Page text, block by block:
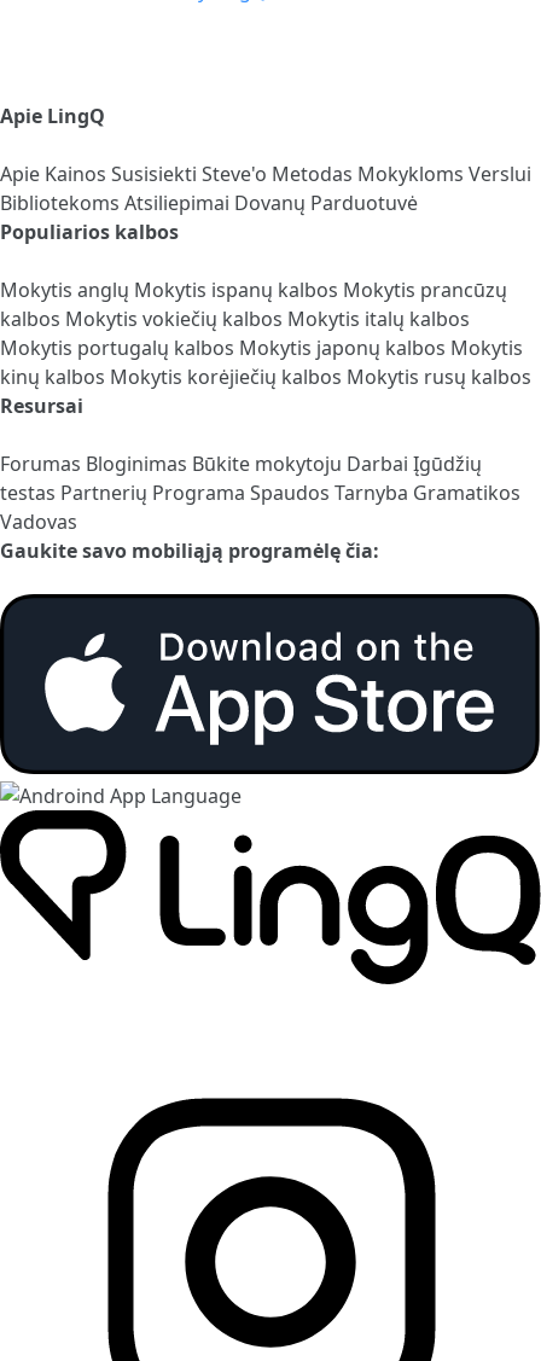
Apie LingQ
Apie Kainos Susisiekti Steve'o Metodas Mokykloms Verslui
Bibliotekoms Atsiliepimai Dovanų Parduotuvė
Populiarios kalbos
Mokytis anglų Mokytis ispanų kalbos Mokytis prancūzų
kalbos Mokytis vokiečių kalbos Mokytis italų kalbos
Mokytis portugalų kalbos Mokytis japonų kalbos Mokytis
kinų kalbos Mokytis korėjiečių kalbos Mokytis rusų kalbos
Resursai
Forumas Bloginimas Būkite mokytoju Darbai Įgūdžių
testas Partnerių Programa Spaudos Tarnyba Gramatikos
Vadovas
Gaukite savo mobiliąją programėlę čia: